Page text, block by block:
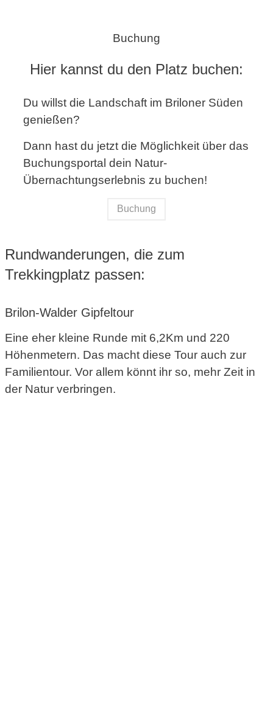
Buchung
Hier kannst du den Platz buchen:
Du willst die Landschaft im Briloner Süden
genießen?
Dann hast du jetzt die Möglichkeit über das
Buchungsportal dein Natur-
Übernachtungserlebnis zu buchen!
Buchung
Rundwanderungen, die zum
Trekkingplatz passen:
Brilon-Walder Gipfeltour
Eine eher kleine Runde mit 6,2Km und 220
Höhenmetern. Das macht diese Tour auch zur
Familientour. Vor allem könnt ihr so, mehr Zeit in
der Natur verbringen.